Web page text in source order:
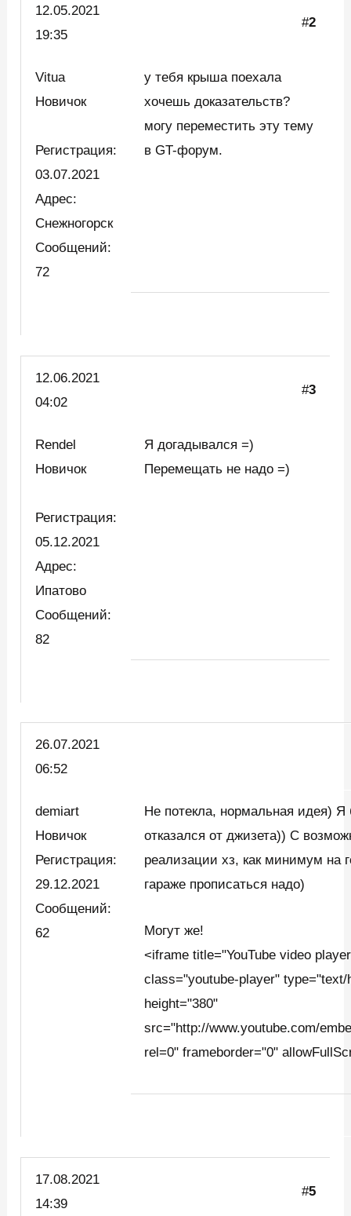
12.05.2021
19:35
#2
Vitua
Новичок
Регистрация:
03.07.2021
Адрес:
Снежногорск
Сообщений:
72
у тебя крыша поехала
хочешь доказательств?
могу переместить эту тему
в GT-форум.
12.06.2021
04:02
#3
Rendel
Новичок
Регистрация:
05.12.2021
Адрес:
Ипатово
Сообщений:
82
Я догадывался =)
Перемещать не надо =)
26.07.2021
06:52
demiart
Новичок
Регистрация:
29.12.2021
Сообщений:
62
Не потекла, нормальная идея)
отказался от джизета)) С
реализации хз, как минимум на
гараже прописаться надо)
Могут же!
<iframe title="YouTube video
class="youtube-player" type="text/
height="380"
src="http://www.youtube.com/
rel=0" frameborder="0"
17.08.2021
14:39
#5